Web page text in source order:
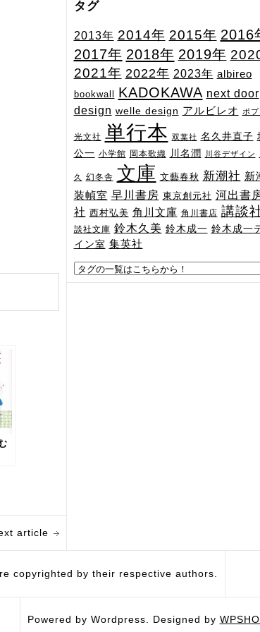
タグ
2013年 2014年 2015年 2016
2017年 2018年 2019年
2021年 2022年 2023年 albireo
bookwall KADOKAWA next door
design welle design アルビレオ ポ
光文社 単行本 双葉社 名久井直子
公一 小学館 岡本歌織 川名潤 川谷デザイン
久 幻冬舎 文庫 文藝春秋 新潮社 新
装幀室 早川書房 東京創元社 河出書
社 西村弘美 角川文庫 角川書店 講談
談社文庫 鈴木久美 鈴木成一 鈴木成一
イン室 集英社
article
copyrighted by their respective authors.
Powered by Wordpress. Designed by